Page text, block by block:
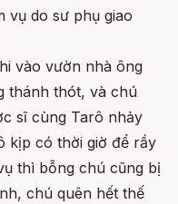
vụ do sư phụ giao
vào vườn nhà ông
thánh thót, và chú
sĩ cùng Tarô nhảy
kịp có thời giờ để rầy
thì bỗng chú cũng bị
chú quên hết thế